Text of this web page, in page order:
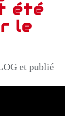
été
le
et publié